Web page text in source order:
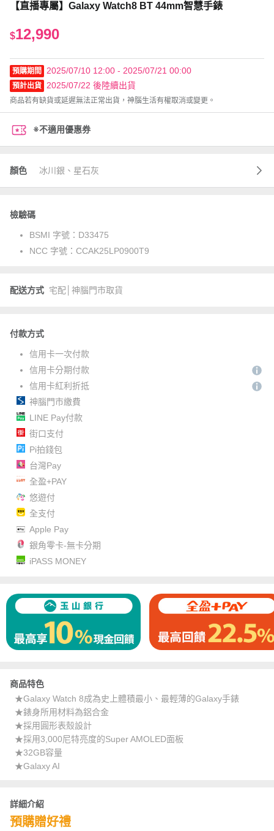
【直播專屬】Galaxy Watch8 BT 44mm智慧手錶
$12,990
預購期間 2025/07/10 12:00 - 2025/07/21 00:00
預計出貨 2025/07/22 後陸續出貨
商品若有缺貨或延遲無法正常出貨，神腦生活有權取消或變更。
※不適用優惠券
顏色 冰川銀、星石灰
檢驗碼
BSMI 字號： D33475
NCC 字號： CCAK25LP0900T9
配送方式 宅配│神腦門市取貨
付款方式
信用卡一次付款
信用卡分期付款
信用卡紅利折抵
神腦門市繳費
LINE Pay付款
街口支付
Pi拍錢包
台灣Pay
全盈+PAY
悠遊付
全支付
Apple Pay
銀角零卡-無卡分期
iPASS MONEY
商品特色
★Galaxy Watch 8成為史上體積最小、最輕薄的Galaxy手錶
★錶身所用材料為鋁合金
★採用圓形表殼設計
★採用3,000尼特亮度的Super AMOLED面板
★32GB容量
★Galaxy AI
詳細介紹
預購贈好禮